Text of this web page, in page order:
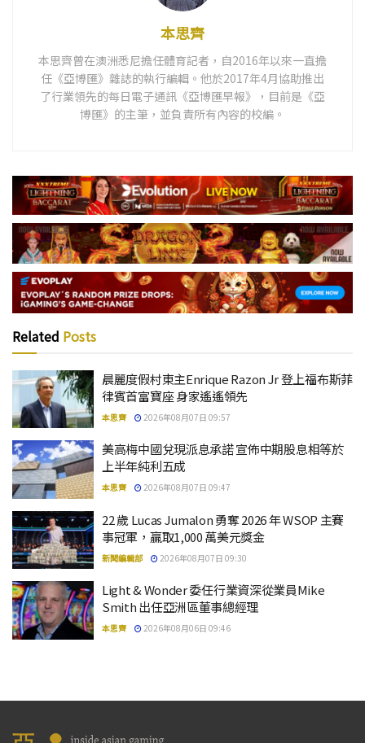
本思齊
本思齊曾在澳洲悉尼擔任體育記者，自2016年以來一直擔
任《亞博匯》雜誌的執行編輯。他於2017年4月協助推出
了行業領先的每日電子通訊《亞博匯早報》，目前是《亞
博匯》的主筆，並負責所有內容的校編。
Related Posts
晨麗度假村東主Enrique Razon Jr 登上福布斯菲
律賓首富寶座 身家遙遙領先
本思齊 2026年08月07日 09:57
美高梅中國兌現派息承諾 宣佈中期股息相等於
上半年純利五成
本思齊 2026年08月07日 09:47
22 歲 Lucas Jumalon 勇奪 2026 年 WSOP 主賽
事冠軍，贏取1,000 萬美元獎金
新聞編輯部 2026年08月07日 09:30
Light & Wonder 委任行業資深從業員Mike
Smith 出任亞洲區董事總經理
本思齊 2026年08月06日 09:46